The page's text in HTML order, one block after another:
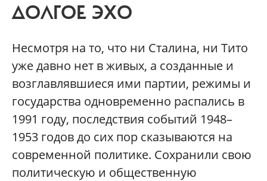
ДОЛГОЕ ЭХО
Несмотря на то, что ни Сталина, ни Тито
уже давно нет в живых, а созданные и
возглавлявшиеся ими партии, режимы и
государства одновременно распались в
1991 году, последствия событий 1948–
1953 годов до сих пор сказываются на
современной политике. Сохранили свою
политическую и общественную